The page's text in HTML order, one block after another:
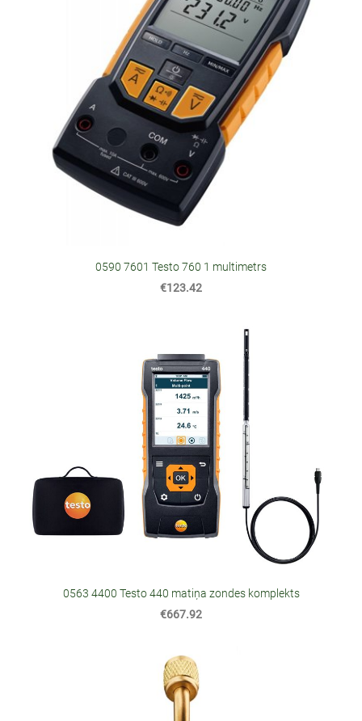
0590 7601 Testo 760 1 multimetrs
€123.42
0563 4400 Testo 440 matiņa zondes komplekts
€667.92